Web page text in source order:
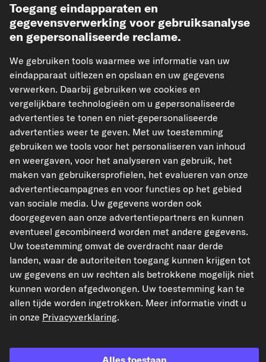
Uitddeukijzer
Art.nr. 140.2479
Uitddeukijzer
Art.nr. 140.2476
Uitdeukhamer
Art.nr. 700.1489
Uitdeukhamer met vlakke punt
Art.nr. 700.1490
MANNESMANN Veiligheidsbril
Art.nr. M40100
€ 4,39
incl. 21% btw, excl. verzendkosten
Op voorraad
Het artikel is universeel te gebruiken.
Toegang eindapparaten en
gegevensverwerking voor gebruiksanalyse
en gepersonaliseerde reclame.
We gebruiken tools waarmee we informatie van uw
eindapparaat uitlezen en opslaan en uw gegevens
verwerken. Daarbij gebruiken we cookies en
vergelijkbare technologieën om u gepersonaliseerde
advertenties te tonen en niet-gepersonaliseerde
advertenties weer te geven. Met uw toestemming
gebruiken we tools voor het personaliseren van inhoud
en weergaven, voor het analyseren van gebruik, het
maken van gebruikersprofielen, het evalueren van onze
advertentiecampagnes en voor functies op het gebied
van sociale media. Uw gegevens worden ook
doorgegeven aan onze advertentiepartners en kunnen
eventueel gecombineerd worden met andere gegevens.
Uw toestemming omvat de overdracht naar derde
landen, waar de autoriteiten toegang kunnen krijgen tot
uw gegevens en uw rechten als betrokkene mogelijk niet
kunnen worden afgedwongen. Uw toestemming kan te
allen tijde worden ingetrokken. Meer informatie vindt u
in onze Privacyverklaring.
Alles toestaan